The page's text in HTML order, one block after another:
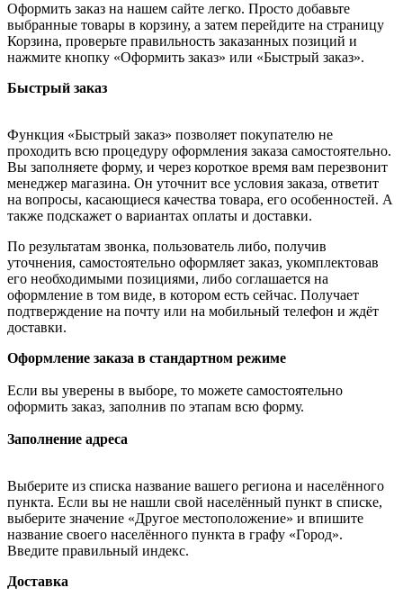
Оформить заказ на нашем сайте легко. Просто добавьте
выбранные товары в корзину, а затем перейдите на страницу
Корзина, проверьте правильность заказанных позиций и
нажмите кнопку «Оформить заказ» или «Быстрый заказ».
Быстрый заказ
Функция «Быстрый заказ» позволяет покупателю не
проходить всю процедуру оформления заказа самостоятельно.
Вы заполняете форму, и через короткое время вам перезвонит
менеджер магазина. Он уточнит все условия заказа, ответит
на вопросы, касающиеся качества товара, его особенностей. А
также подскажет о вариантах оплаты и доставки.
По результатам звонка, пользователь либо, получив
уточнения, самостоятельно оформляет заказ, укомплектовав
его необходимыми позициями, либо соглашается на
оформление в том виде, в котором есть сейчас. Получает
подтверждение на почту или на мобильный телефон и ждёт
доставки.
Оформление заказа в стандартном режиме
Если вы уверены в выборе, то можете самостоятельно
оформить заказ, заполнив по этапам всю форму.
Заполнение адреса
Выберите из списка название вашего региона и населённого
пункта. Если вы не нашли свой населённый пункт в списке,
выберите значение «Другое местоположение» и впишите
название своего населённого пункта в графу «Город».
Введите правильный индекс.
Доставка